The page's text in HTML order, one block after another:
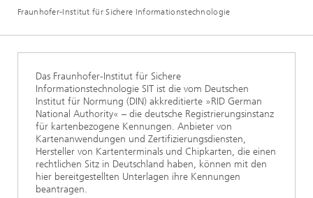
Fraunhofer-Institut für Sichere Informationstechnologie
Das Fraunhofer-Institut für Sichere
Informationstechnologie SIT ist die vom Deutschen
Institut für Normung (DIN) akkreditierte »RID German
National Authority« – die deutsche Registrierungsinstanz
für kartenbezogene Kennungen. Anbieter von
Kartenanwendungen und Zertifizierungsdiensten,
Hersteller von Kartenterminals und Chipkarten, die einen
rechtlichen Sitz in Deutschland haben, können mit den
hier bereitgestellten Unterlagen ihre Kennungen
beantragen.